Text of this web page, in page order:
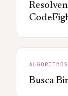
ALGORITMOS
Busca